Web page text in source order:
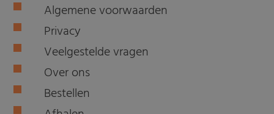
Algemene voorwaarden
Privacy
Veelgestelde vragen
Over ons
Bestellen